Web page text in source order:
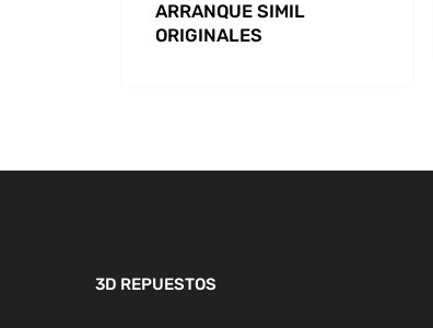
ARRANQUE SIMIL
ORIGINALES
3D REPUESTOS